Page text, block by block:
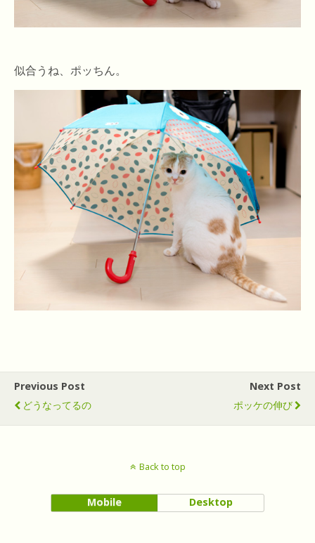
似合うね、ポッちん。
Previous Post
どうなってるの
Next Post
ポッケの伸び
Back to top
Mobile Desktop